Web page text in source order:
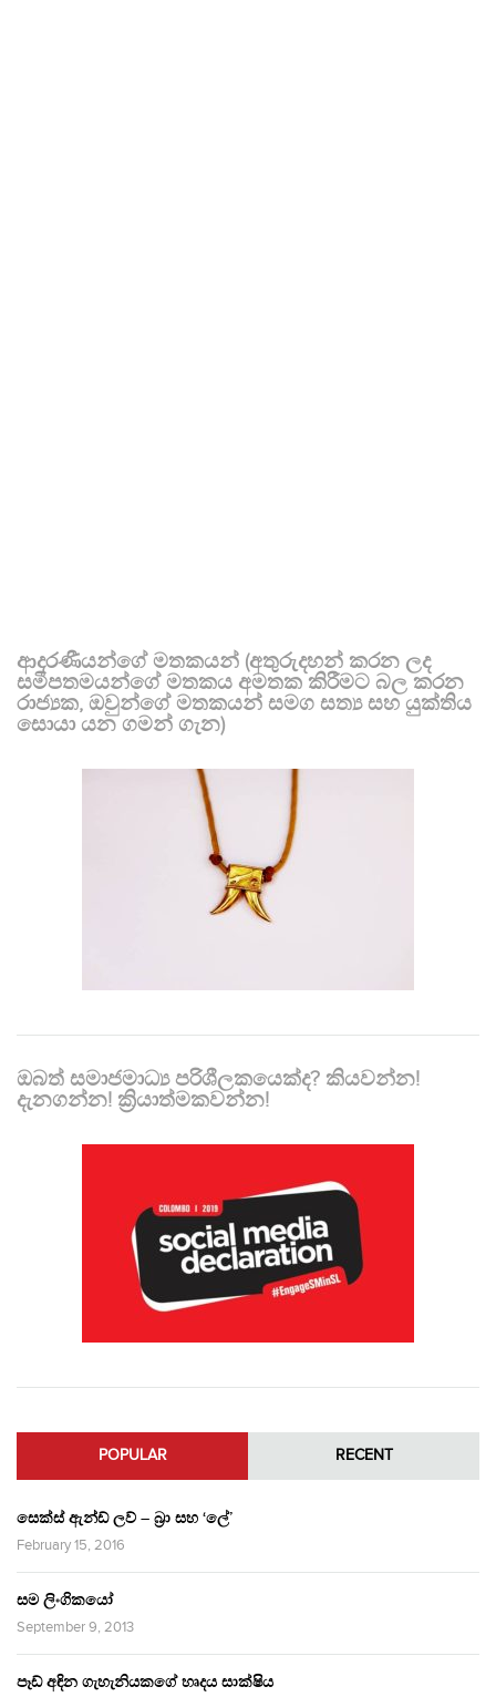
ආදරණීයන්ගේ මතකයන් (අතුරුදහන් කරන ලද
සමීපතමයන්ගේ මතකය අමතක කිරීමට බල කරන
රාජ්‍යක, ඔවුන්ගේ මතකයන් සමග සත්‍ය සහ යුක්තිය
සොයා යන ගමන් ගැන)
ඔබත් සමාජමාධ්‍ය පරිශීලකයෙක්ද? කියවන්න!
දැනගන්න! ක්‍රියාත්මකවන්න!
POPULAR RECENT
සෙක්ස් ඇන්ඩ් ලව් – බ්‍රා සහ ‘ලේ’
February 15, 2016
සම ලිංගිකයෝ
September 9, 2013
පෑඩ් අඳින ගැහැනියකගේ හෘදය සාක්ෂිය